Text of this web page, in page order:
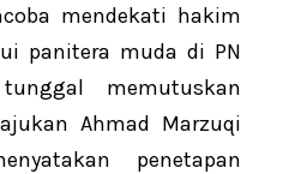
mendekati hakim
panitera muda di PN
memutuskan
Ahmad Marzuqi
penetapan